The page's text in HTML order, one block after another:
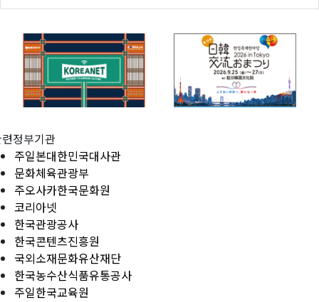
정부기관
주일본대한민국대사관
문화체육관광부
주오사카한국문화원
코리아넷
한국관광공사
한국콘텐츠진흥원
국외소재문화유산재단
한국농수산식품유통공사
주일한국교육원